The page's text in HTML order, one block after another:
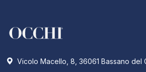
Vicolo Macello, 8, 36061 Bassano del